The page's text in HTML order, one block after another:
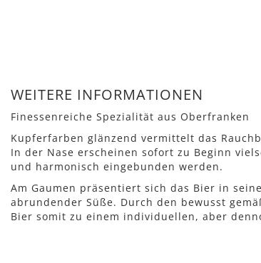
WEITERE INFORMATIONEN
Finessenreiche Spezialität aus Oberfranken
Kupferfarben glänzend vermittelt das
In der Nase erscheinen sofort zu Beginn
und harmonisch eingebunden werden.
Am Gaumen präsentiert sich das Bier in
abrundender Süße. Durch den bewusst
Bier somit zu einem individuellen, aber